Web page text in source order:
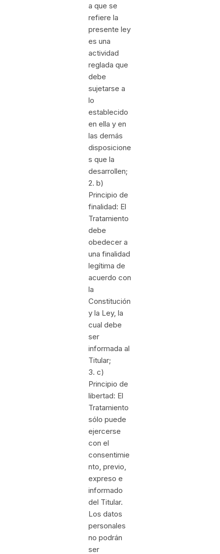
a que se
refiere la
presente ley
es una
actividad
reglada que
debe
sujetarse a
lo
establecido
en ella y en
las demás
disposicione
s que la
desarrollen;
2. b)
Principio de
finalidad: El
Tratamiento
debe
obedecer a
una finalidad
legítima de
acuerdo con
la
Constitución
y la Ley, la
cual debe
ser
informada al
Titular;
3. c)
Principio de
libertad: El
Tratamiento
sólo puede
ejercerse
con el
consentimie
nto, previo,
expreso e
informado
del Titular.
Los datos
personales
no podrán
ser